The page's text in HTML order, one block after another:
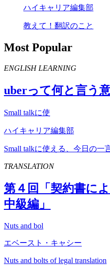
ハイキャリア編集部
教えて！翻訳のこと
Most Popular
ENGLISH LEARNING
uberって何と言う
Small talkに使
ハイキャリア編集部
Small talkに使える、今日の一
TRANSLATION
第４回「契約書に
中級編」
Nuts and bol
エベースト・キャシー
Nuts and bolts of legal translation